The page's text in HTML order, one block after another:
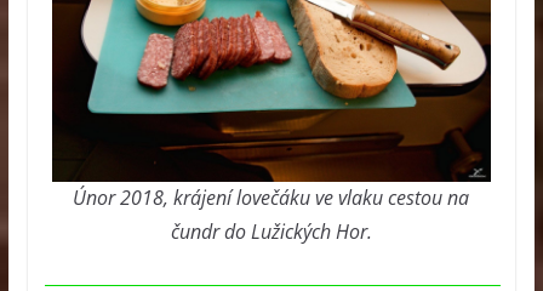
Únor 2018, krájení lovečáku ve vlaku cestou na
čundr do Lužických Hor.